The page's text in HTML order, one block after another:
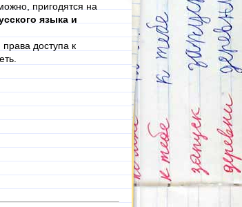
пригодятся на
языка и
доступа к